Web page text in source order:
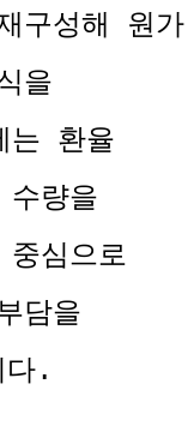
구성해 원가
을
는 환율
량을
심으로
담을
다.